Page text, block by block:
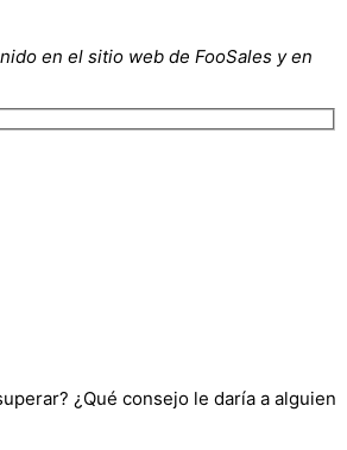
en el sitio web de FooSales y en
¿Qué consejo le daría a alguien